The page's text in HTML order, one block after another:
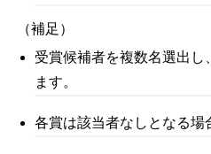
（補足）
受賞候補者を複数名選出し
ます。
各賞は該当者なしとなる場